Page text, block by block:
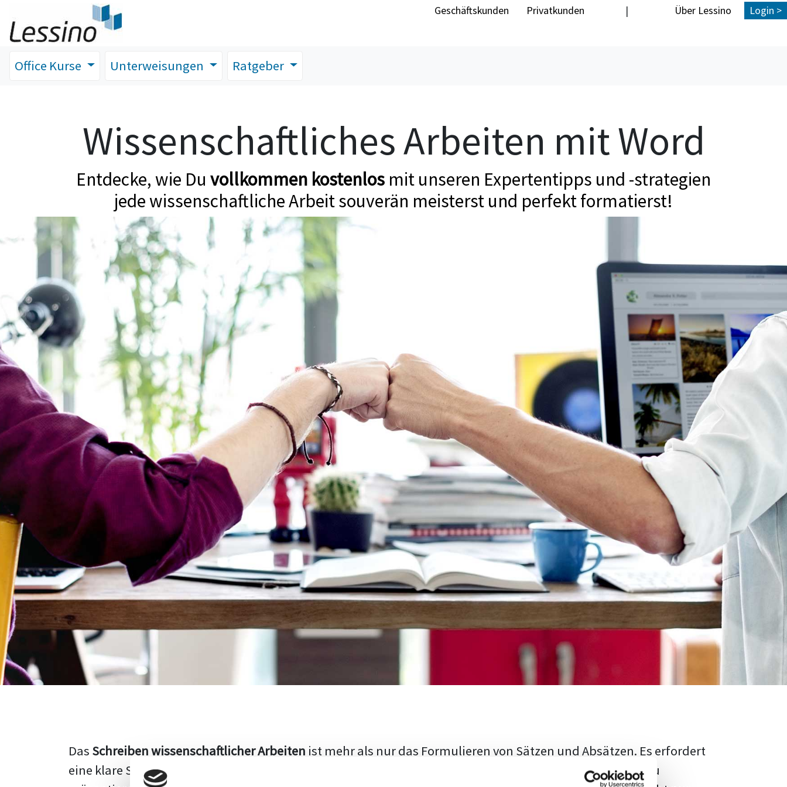
Geschäftskunden Privatkunden | Über Lessino Login >
Office Kurse Unterweisungen Ratgeber
Wissenschaftliches Arbeiten mit Word
Entdecke, wie Du vollkommen kostenlos mit unseren Expertentipps und -strategien
jede wissenschaftliche Arbeit souverän meisterst und perfekt formatierst!
Das Schreiben wissenschaftlicher Arbeiten ist mehr als nur das Formulieren von Sätzen und Absätzen. Es erfordert
eine klare Struktur, einen logischen Aufbau und die Fähigkeit, den aktuellen Forschungsstand adäquat zu